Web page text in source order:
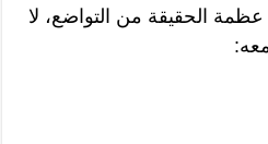
عظمة الحقيقة من التواضع، لا